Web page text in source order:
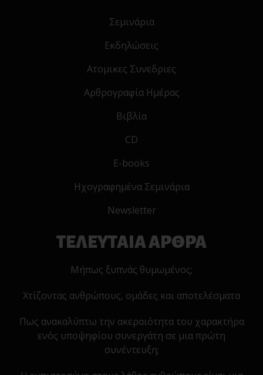
Σεμινάρια
Εκδηλώσεις
Ατομικες Συνεδριες
Αρθρογραφία Ημέρας
Βιβλία
CD
E-books
Ηχογραφημένα Σεμινάρια
Newsletter
ΤΕΛΕΥΤΑΙΑ ΑΡΘΡΑ
Μήπως ξυπνάς θυμωμένος;
Χτίζοντας ανθρώπους, ομάδες και αποτελέσματα
Πως ανακαλύπτω την ακεραιότητα του χαρακτήρα
ενός υποψηφίου συνεργάτη σε μια πρώτη
συνέντευξη;